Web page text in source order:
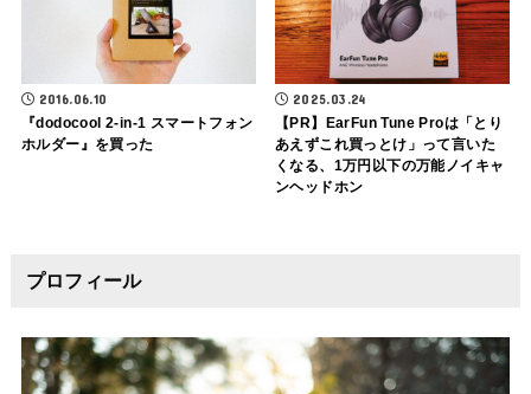
2016.06.10
『dodocool 2-in-1 スマートフォン
ホルダー』を買った
2025.03.24
【PR】EarFun Tune Proは「とり
あえずこれ買っとけ」って言いた
くなる、1万円以下の万能ノイキャ
ンヘッドホン
プロフィール